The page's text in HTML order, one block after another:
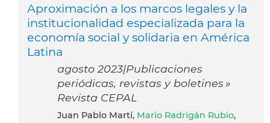
Aproximación a los marcos legales y la
institucionalidad especializada para la
economía social y solidaria en América
Latina
agosto 2023|Publicaciones
periódicas, revistas y boletines »
Revista CEPAL
Juan Pablo Martí, Mario Radrigán Rubio,